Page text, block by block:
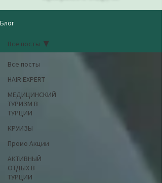
Блог
Все посты
HAIR EXPERT
МЕДИЦИНСКИЙ
ТУРИЗМ В
ТУРЦИИ
КРУИЗЫ
Промо Акции
АКТИВНЫЙ
ОТДЫХ В
ТУРЦИИ
Все посты